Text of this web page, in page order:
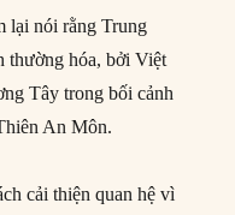
lại nói rằng Trung
thường hóa, bởi Việt
Tây trong bối cảnh
An Môn.
cải thiện quan hệ vì